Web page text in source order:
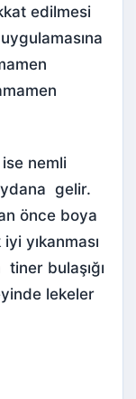
edilmesi
nemli
gelir.
önce boya
yıkanması
bulaşığı
lekeler